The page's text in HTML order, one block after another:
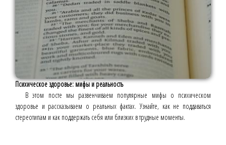
Психическое здоровье: мифы и реальность
В этом посте мы развенчиваем популярные мифы о психическом
здоровье и рассказываем о реальных фактах. Узнайте, как не поддаваться
стереотипам и как поддержать себя или близких в трудные моменты.